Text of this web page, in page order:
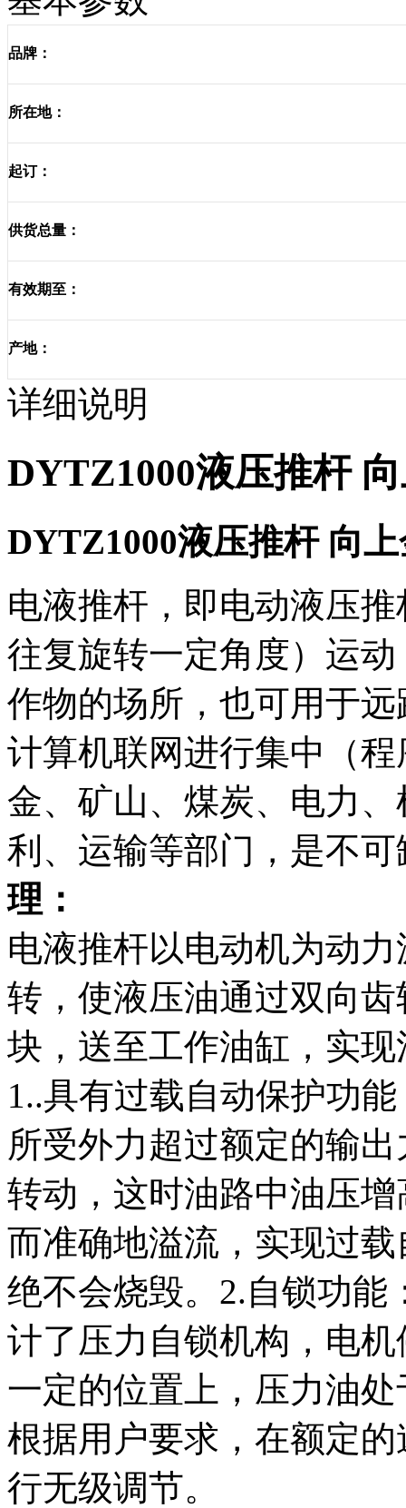
品牌：
所在地：
起订：
供货总量：
有效期至：
产地：
详细说明
DYTZ1000液压推杆
DYTZ1000液压推杆 向
电液推杆，即电动液压
往复旋转一定角度）运
作物的场所，也可用于
计算机联网进行集中（
金、矿山、煤炭、电力
利、运输等部门，是不
理：
电液推杆以电动机为动
转，使液压油通过双向
块，送至工作油缸，实
1..具有过载自动保护功
所受外力超过额定的输
转动，这时油路中油压
而准确地溢流，实现过
绝不会烧毁。 2.自锁功能
计了压力自锁机构，电
一定的位置上，压力油
根据用户要求，在额定
行无级调节。